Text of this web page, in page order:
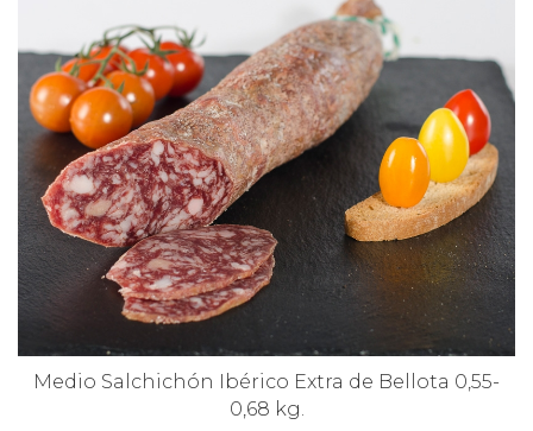
Medio Salchichón Ibérico Extra de Bellota 0,55-
0,68 kg.